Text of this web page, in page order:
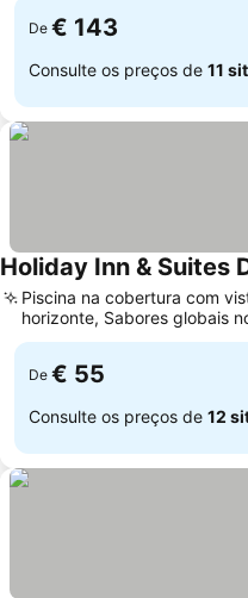
De € 143
Consulte os preços de 11
Holiday Inn & Suites
Piscina na cobertura com
horizonte, Sabores globais
restaurante Sirocco
De € 55
Consulte os preços de 12